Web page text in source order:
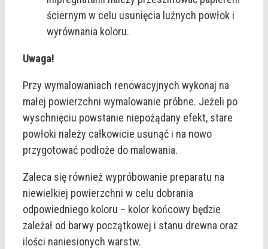
ściernym w celu usunięcia luźnych powłok i
wyrównania koloru.
Uwaga!
Przy wymalowaniach renowacyjnych wykonaj na
małej powierzchni wymalowanie próbne. Jeżeli po
wyschnięciu powstanie niepożądany efekt, stare
powłoki należy całkowicie usunąć i na nowo
przygotować podłoże do malowania.
Zaleca się również wypróbowanie preparatu na
niewielkiej powierzchni w celu dobrania
odpowiedniego koloru – kolor końcowy będzie
zależał od barwy początkowej i stanu drewna oraz
ilości naniesionych warstw.